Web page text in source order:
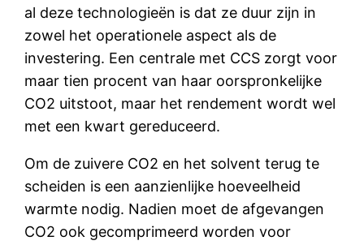
al deze technologieën is dat ze duur zijn in
zowel het operationele aspect als de
investering. Een centrale met CCS zorgt voor
maar tien procent van haar oorspronkelijke
CO2 uitstoot, maar het rendement wordt wel
met een kwart gereduceerd.
Om de zuivere CO2 en het solvent terug te
scheiden is een aanzienlijke hoeveelheid
warmte nodig. Nadien moet de afgevangen
CO2 ook gecomprimeerd worden voor